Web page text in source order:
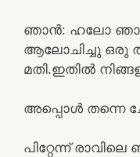
ഞാൻ: ഹലോ
ആലോചിച്ചു ഒരു
മതി.ഇതിൽ
അപ്പൊൾ തന്നെ
പിറ്റേന്ന്